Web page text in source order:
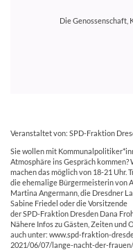
Die Genossenschaft,
Veranstaltet von: SPD-Fraktion
Sie wollen mit
Atmosphäre ins Gespräch kommen?
machen das möglich von 18-21 Uhr.
die ehemalige Bürgermeisterin von
Martina Angermann, die Dresdner
Sabine Friedel oder die Vorsitzende
der SPD-Fraktion Dresden Dana
Nähere Infos zu Gästen, Zeiten und
auch unter: www.spd-fraktion-
2021/06/07/lange-nacht-der-frauen/